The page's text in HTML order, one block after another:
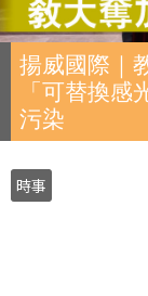
揚威國際｜
「可替換
污染
時事